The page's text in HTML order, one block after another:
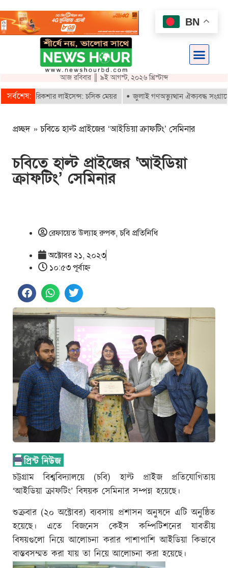
আজ রবিবার ║ ৯ই আগস্ট, ২০২৬ খ্রিস্টাব্দ
সর্বশেষ:
ই-রিকশার লাইসেন্স: চসিক মেয়র জুলাই গণঅভ্যুত্থান ঐক্যবদ্ধ সংগ্রামের
প্রচ্ছদ »চবিতে হাল্ট প্রাইজের ‘আইডিয়া ক্রাফটিং’ সেমিনার
চবিতে হাল্ট প্রাইজের ‘আইডিয়া
ক্রাফটিং’ সেমিনার
রেফায়েত উল্যাহ রুপক, চবি প্রতিনিধি
অক্টোবর ২১, ২০২৩
১০:৫৩ পূর্বাহ্ণ
চট্টগ্রাম বিশ্ববিদ্যালয়ে (চবি) হাল্ট প্রাইজ প্রতিযোগিতায়
‘আইডিয়া ক্রাফটিং’ বিষয়ক সেমিনার সম্পন্ন হয়েছে।
শুক্রবার (২০ অক্টোবর) ব্যবসায় প্রশাসন অনুষদে এটি অনুষ্ঠিত
হয়েছে। এতে বিজনেস কেইস কম্পিটিশনের যাবতীয়
বিষয়গুলো নিয়ে আলোচনা করার পাশাপাশি আইডিয়া কিভাবে
বাস্তবসম্মত করা যায় তা নিয়ে আলোচনা করা হয়েছে।
BN